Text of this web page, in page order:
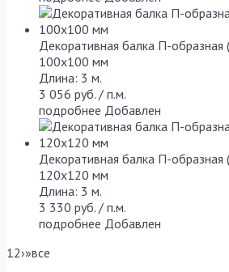
Декоративная балка П-образная
100х100 мм
Длина: 3 м.
3 056 руб. / п.м.
подробнее Добавлен
Декоративная балка П-образная
120х120 мм
Длина: 3 м.
3 330 руб. / п.м.
подробнее Добавлен
12›»все